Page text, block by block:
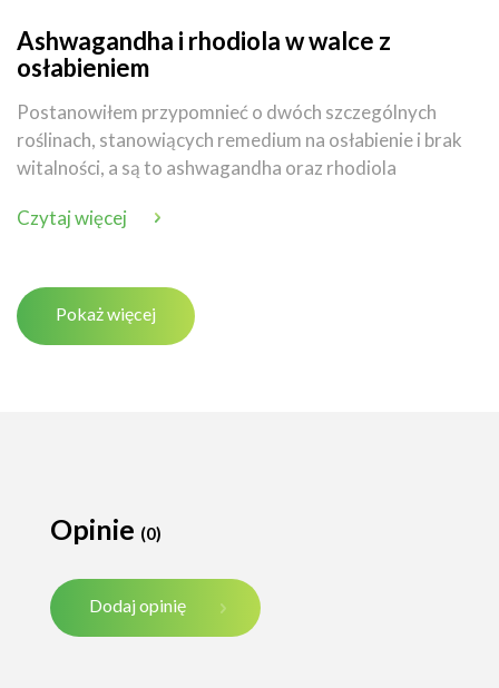
Ashwagandha i rhodiola w walce z
osłabieniem
Postanowiłem przypomnieć o dwóch szczególnych
roślinach, stanowiących remedium na osłabienie i brak
witalności, a są to ashwagandha oraz rhodiola
Czytaj więcej
Pokaż więcej
Opinie (0)
Dodaj opinię